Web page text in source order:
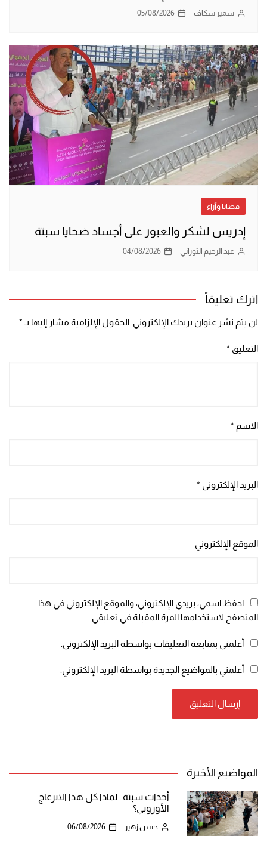
سمير سكاف 05/08/2026
قضايا وآراء
إدريس لشكر والعبور على أجساد ضحايا سبتة
عبد الرحيم التوراني 04/08/2026
اترك تعليقاً
لن يتم نشر عنوان بريدك الإلكتروني. الحقول الإلزامية مشار إليها بـ *
التعليق *
الاسم *
البريد الإلكتروني *
الموقع الإلكتروني
احفظ اسمي، بريدي الإلكتروني، والموقع الإلكتروني في هذا
المتصفح لاستخدامها المرة المقبلة في تعليقي.
أعلمني بمتابعة التعليقات بواسطة البريد الإلكتروني.
أعلمني بالمواضيع الجديدة بواسطة البريد الإلكتروني.
المواضيع الأخيرة
أحداث سبتة.. لماذا كل هذا الانزعاج
الأوروبي؟
حسن زهير 06/08/2026